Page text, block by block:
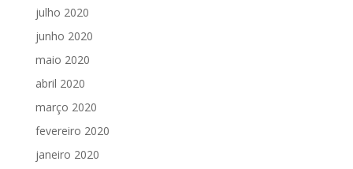
julho 2020
junho 2020
maio 2020
abril 2020
março 2020
fevereiro 2020
janeiro 2020